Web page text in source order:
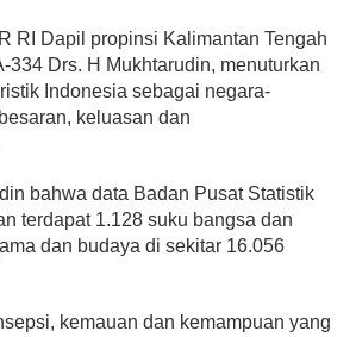
RI Dapil propinsi Kalimantan Tengah
334 Drs. H Mukhtarudin, menuturkan
Indonesia sebagai negara-
keluasan dan
bahwa data Badan Pusat Statistik
terdapat 1.128 suku bangsa dan
dan budaya di sekitar 16.056
kemauan dan kemampuan yang